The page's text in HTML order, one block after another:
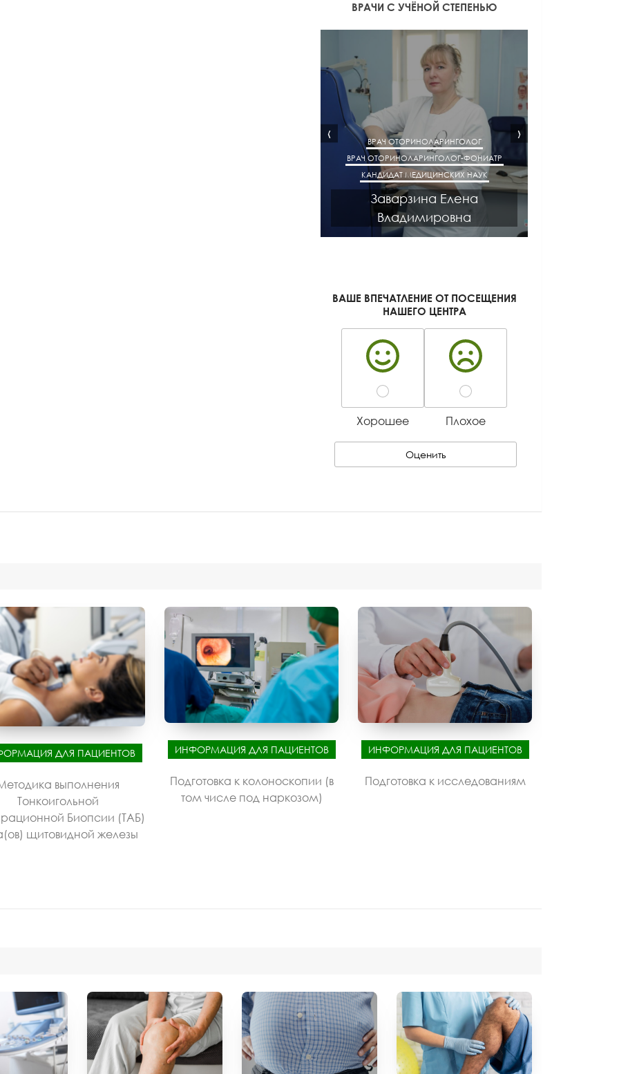
ВРАЧИ С УЧЁНОЙ СТЕПЕНЬЮ
ВРАЧ ОТОРИНОЛАРИНГОЛОГ
ВРАЧ ОТОРИНОЛАРИНГОЛОГ-ФОНИАТР
КАНДИДАТ МЕДИЦИНСКИХ НАУК
Заварзина Елена
Владимировна
‹ ›
ВАШЕ ВПЕЧАТЛЕНИЕ ОТ ПОСЕЩЕНИЯ
НАШЕГО ЦЕНТРА
Хорошее Плохое
Оценить
ДЛЯ ПАЦИЕНТОВ
выполнения
Тонкоигольной
Биопсии (ТАБ)
щитовидной железы
ИНФОРМАЦИЯ ДЛЯ ПАЦИЕНТОВ
Подготовка к колоноскопии (в
том числе под наркозом)
ИНФОРМАЦИЯ ДЛЯ ПАЦИЕНТОВ
Подготовка к исследованиям